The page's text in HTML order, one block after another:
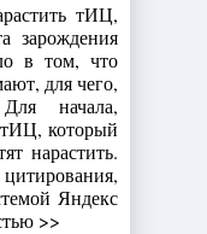
тИЦ,
зарождения
в том, что
для чего,
начала,
тИЦ, который
нарастить.
Яндекс
>>